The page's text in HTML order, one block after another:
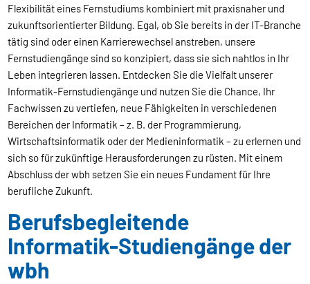
Flexibilität eines Fernstudiums kombiniert mit praxisnaher und
zukunftsorientierter Bildung. Egal, ob Sie bereits in der IT-Branche
tätig sind oder einen Karrierewechsel anstreben, unsere
Fernstudiengänge sind so konzipiert, dass sie sich nahtlos in Ihr
Leben integrieren lassen. Entdecken Sie die Vielfalt unserer
Informatik-Fernstudiengänge und nutzen Sie die Chance, Ihr
Fachwissen zu vertiefen, neue Fähigkeiten in verschiedenen
Bereichen der Informatik – z. B. der Programmierung,
Wirtschaftsinformatik oder der Medieninformatik – zu erlernen und
sich so für zukünftige Herausforderungen zu rüsten. Mit einem
Abschluss der wbh setzen Sie ein neues Fundament für Ihre
berufliche Zukunft.
Berufsbegleitende
Informatik-Studiengänge der
wbh